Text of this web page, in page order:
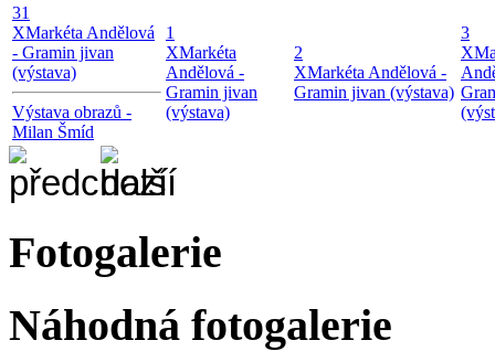
31
XMarkéta Andělová
- Gramin jivan
(výstava)
Výstava obrazů -
Milan Šmíd
1
XMarkéta
Andělová -
Gramin jivan
(výstava)
2
XMarkéta Andělová -
Gramin jivan (výstava)
3
X
Fotogalerie
Náhodná fotogalerie